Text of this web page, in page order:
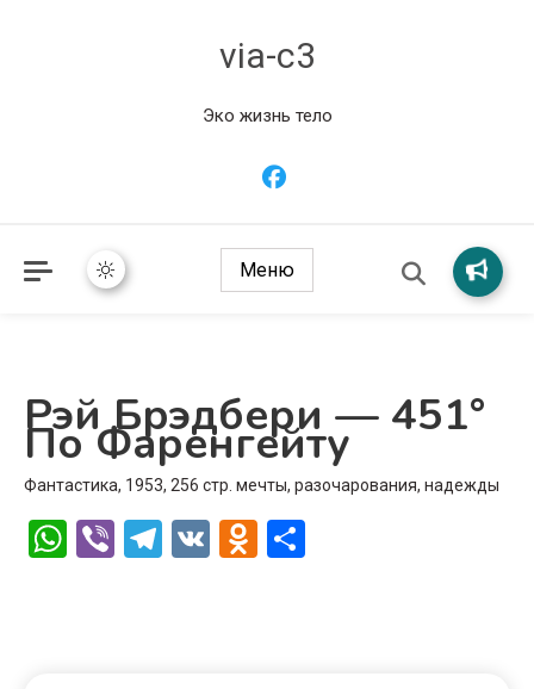
via-c3
Эко жизнь тело
Меню
Рэй Брэдбери — 451°
По Фаренгейту
Фантастика, 1953, 256 стр. мечты, разочарования, надежды
WhatsApp
ViberTelegram
VK Odnoklassniki